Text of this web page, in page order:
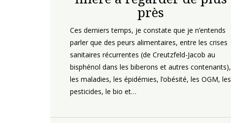
près
Ces derniers temps, je constate que je n’entends
parler que des peurs alimentaires, entre les crises
sanitaires récurrentes (de Creutzfeld-Jacob au
bisphénol dans les biberons et autres contenants),
les maladies, les épidémies, l’obésité, les OGM, les
pesticides, le bio et…